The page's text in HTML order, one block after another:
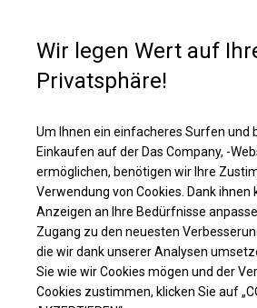
Ganzjähriges Verkaufszelt | 6x8 m
Wir legen Wert auf
Privatsphäre!
Um Ihnen ein einfacheres Surfen und
Einkaufen auf der Das Company, -
ermöglichen, benötigen wir Ihre
Verwendung von Cookies. Dank ihnen
Anzeigen an Ihre Bedürfnisse
Zugang zu den neuesten
die wir dank unserer Analysen
Sie wie wir Cookies mögen und der
Cookies zustimmen, klicken Sie auf